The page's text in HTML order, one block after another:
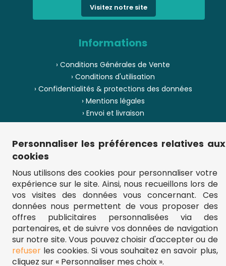
Visitez notre site
Informations
› Conditions Générales de Vente
› Conditions d'utilisation
› Confidentialités & protections des données
› Mentions légales
› Envoi et livraison
› Paiement
› Pièces de puzzle manquantes ?
› Provenance
› Plan du site
** Frais d'envoi = 6,95 € (France) / gratuit à partir de 45 €.
fou-de-puzzle.com : le site référence pour acheter des puzzles de
qualité à bon prix.
© Fou-de-puzzle.com 2011 - 2026
Personnaliser les préférences relatives aux
cookies
Nous utilisons des cookies pour personnaliser votre
expérience sur le site. Ainsi, nous recueillons lors de
vos visites des données vous concernant. Ces
données nous permettent de vous proposer des
offres publicitaires personnalisées via des
partenaires, et de suivre vos données de navigation
sur notre site. Vous pouvez choisir d'accepter ou de
refuserles cookies. Si vous souhaitez en savoir plus,
cliquez sur « Personnaliser mes choix ».